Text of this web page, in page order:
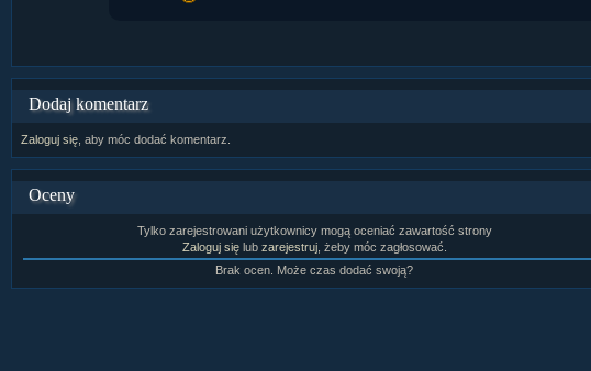
Dodaj komentarz
Zaloguj się, aby móc dodać komentarz.
Oceny
Tylko zarejestrowani użytkownicy mogą oceniać zawartość strony
Zaloguj sięlub zarejestruj, żeby móc zagłosować.
Brak ocen. Może czas dodać swoją?